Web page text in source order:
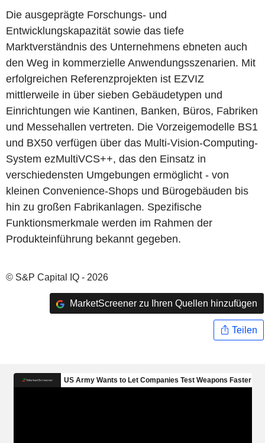
Die ausgeprägte Forschungs- und
Entwicklungskapazität sowie das tiefe
Marktverständnis des Unternehmens ebneten auch
den Weg in kommerzielle Anwendungsszenarien. Mit
erfolgreichen Referenzprojekten ist EZVIZ
mittlerweile in über sieben Gebäudetypen und
Einrichtungen wie Kantinen, Banken, Büros, Fabriken
und Messehallen vertreten. Die Vorzeigemodelle BS1
und BX50 verfügen über das Multi-Vision-Computing-
System ezMultiVCS++, das den Einsatz in
verschiedensten Umgebungen ermöglicht - von
kleinen Convenience-Shops und Bürogebäuden bis
hin zu großen Fabrikanlagen. Spezifische
Funktionsmerkmale werden im Rahmen der
Produkteinführung bekannt gegeben.
© S&P Capital IQ - 2026
MarketScreener zu Ihren Quellen hinzufügen
Teilen